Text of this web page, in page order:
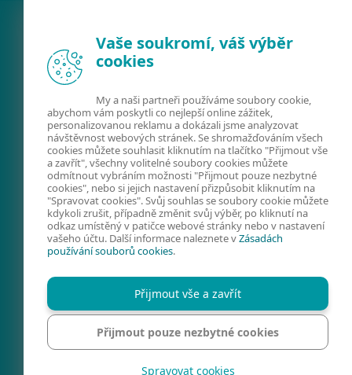
FIRMY A TECHNOLOGIE
KYBERNETICKÁ
BEZPEČNOST
PREVENCE
SPRAVOVAT COOKIES
REGION
FACEBOOK
X LINKEDIN
Vaše soukromí, váš výběr
cookies
My a naši partneři používáme soubory cookie,
abychom vám poskytli co nejlepší online zážitek,
personalizovanou reklamu a dokázali jsme analyzovat
návštěvnost webových stránek. Se shromažďováním všech
cookies můžete souhlasit kliknutím na tlačítko "Přijmout vše
a zavřít", všechny volitelné soubory cookies můžete
odmítnout vybráním možnosti "Přijmout pouze nezbytné
cookies", nebo si jejich nastavení přizpůsobit kliknutím na
"Spravovat cookies". Svůj souhlas se soubory cookie můžete
kdykoli zrušit, případně změnit svůj výběr, po kliknutí na
odkaz umístěný v patičce webové stránky nebo v nastavení
vašeho účtu. Další informace naleznete vZásadách
používání souborů cookies.
Přijmout vše a zavřít
Přijmout pouze nezbytné cookies
Spravovat cookies